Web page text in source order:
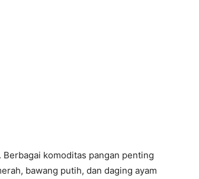
komoditas pangan penting
bawang putih, dan daging ayam